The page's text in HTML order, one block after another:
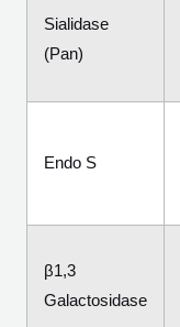
Sialidase
(Pan)
Endo S
β1,3
Galactosidase